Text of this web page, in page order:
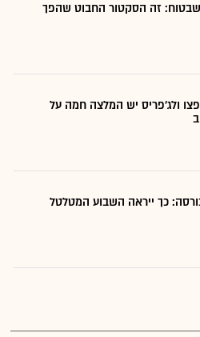
זה הסקטור החבוט שהפך
ולג'פריס יש המלצה חמה על
כך ייראה השבוע המטלטל